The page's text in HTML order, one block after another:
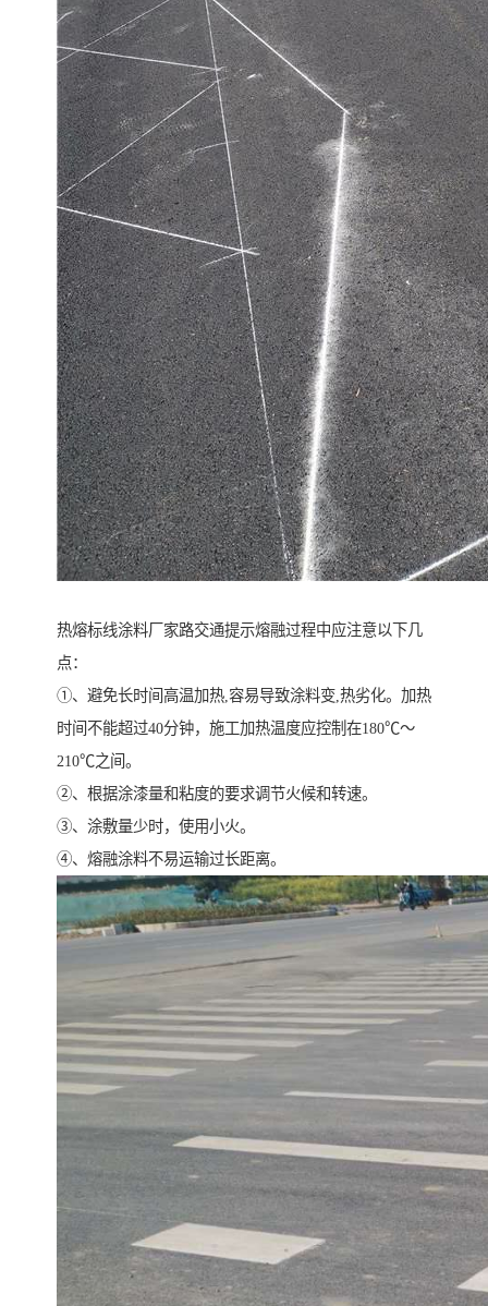
热熔标线涂料厂家路交通提示熔融过程中应注意以下几
点：
①、避免长时间高温加热,容易导致涂料变,热劣化。加热
时间不能超过40分钟，施工加热温度应控制在180℃～
210℃之间。
②、根据涂漆量和粘度的要求调节火候和转速。
③、涂敷量少时，使用小火。
④、熔融涂料不易运输过长距离。